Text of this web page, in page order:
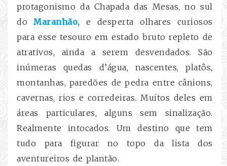
protagonismo da Chapada das Mesas, no sul
doMaranhão, e desperta olhares curiosos
para esse tesouro em estado bruto repleto de
atrativos, ainda a serem desvendados. São
inúmeras quedas d’água, nascentes, platôs,
montanhas, paredões de pedra entre cânions,
cavernas, rios e corredeiras. Muitos deles em
áreas particulares, alguns sem sinalização.
Realmente intocados. Um destino que tem
tudo para figurar no topo da lista dos
aventureiros de plantão.